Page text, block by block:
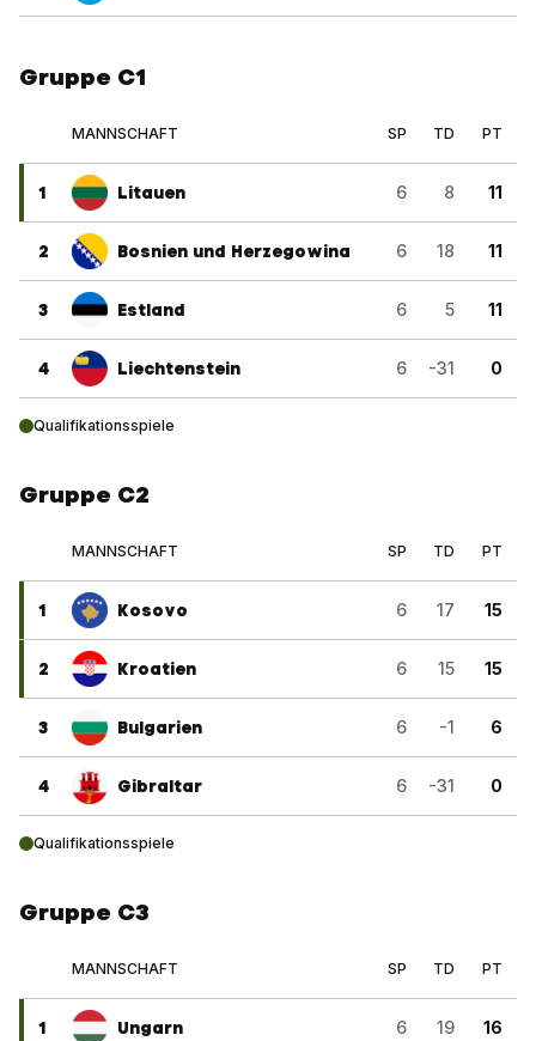
Gruppe C1
MANNSCHAFT SP TD PT
1 Litauen 6 8 11
2 Bosnien und Herzegowina 6 18 11
3 Estland 6 5 11
4 Liechtenstein 6 -31 0
Qualifikationsspiele
Gruppe C2
MANNSCHAFT SP TD PT
1 Kosovo 6 17 15
2 Kroatien 6 15 15
3 Bulgarien 6 -1 6
4 Gibraltar 6 -31 0
Qualifikationsspiele
Gruppe C3
MANNSCHAFT SP TD PT
1 Ungarn 6 19 16